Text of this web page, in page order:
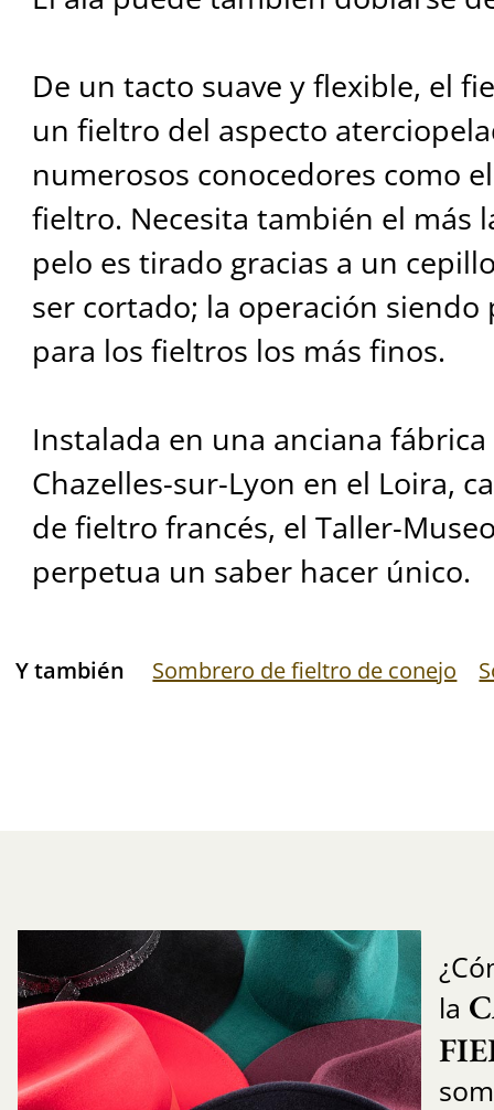
De un tacto suave y flexible, el
un fieltro del aspecto
numerosos conocedores como
fieltro. Necesita también el más
pelo es tirado gracias a un
ser cortado; la operación
para los fieltros los más finos.
Instalada en una anciana fábrica
Chazelles-sur-Lyon en el Loira,
de fieltro francés, el Taller-
perpetua un saber hacer único.
Y también Sombrero de fieltro de conejo
la